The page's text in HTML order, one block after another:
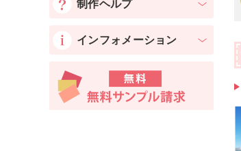
制作ヘルプ
インフォメーション